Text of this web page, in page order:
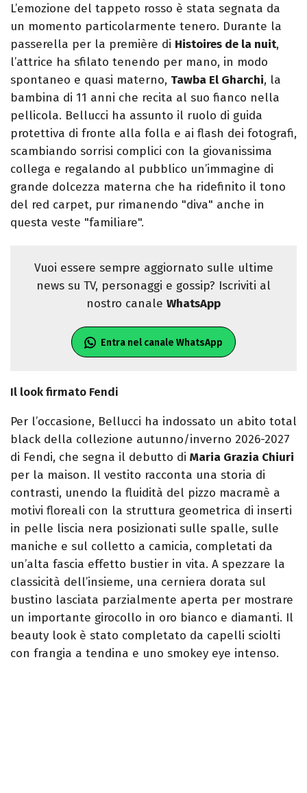
L’emozione del tappeto rosso è stata segnata da
un momento particolarmente tenero. Durante la
passerella per la première di Histoires de la nuit,
l’attrice ha sfilato tenendo per mano, in modo
spontaneo e quasi materno, Tawba El Gharchi, la
bambina di 11 anni che recita al suo fianco nella
pellicola. Bellucci ha assunto il ruolo di guida
protettiva di fronte alla folla e ai flash dei fotografi,
scambiando sorrisi complici con la giovanissima
collega e regalando al pubblico un’immagine di
grande dolcezza materna che ha ridefinito il tono
del red carpet, pur rimanendo "diva" anche in
questa veste "familiare".
Vuoi essere sempre aggiornato sulle ultime
news su TV, personaggi e gossip? Iscriviti al
nostro canale WhatsApp
Entra nel canale WhatsApp
Il look firmato Fendi
Per l’occasione, Bellucci ha indossato un abito total
black della collezione autunno/inverno 2026-2027
di Fendi, che segna il debutto di Maria Grazia Chiuri
per la maison. Il vestito racconta una storia di
contrasti, unendo la fluidità del pizzo macramè a
motivi floreali con la struttura geometrica di inserti
in pelle liscia nera posizionati sulle spalle, sulle
maniche e sul colletto a camicia, completati da
un’alta fascia effetto bustier in vita. A spezzare la
classicità dell’insieme, una cerniera dorata sul
bustino lasciata parzialmente aperta per mostrare
un importante girocollo in oro bianco e diamanti. Il
beauty look è stato completato da capelli sciolti
con frangia a tendina e uno smokey eye intenso.